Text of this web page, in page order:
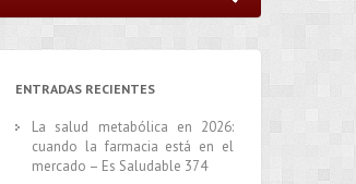
ENTRADAS RECIENTES
La salud metabólica en 2026:
cuando la farmacia está en el
mercado – Es Saludable 374